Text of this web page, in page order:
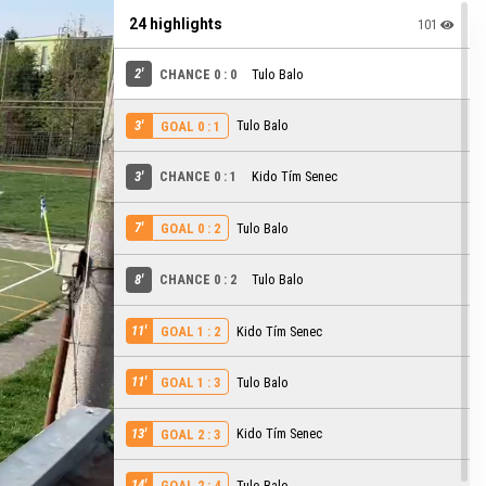
24 highlights 101
2' CHANCE 0 : 0 Tulo Balo
3' GOAL 0 : 1 Tulo Balo
3' CHANCE 0 : 1 Kido Tím Senec
7' GOAL 0 : 2 Tulo Balo
8' CHANCE 0 : 2 Tulo Balo
11' GOAL 1 : 2 Kido Tím Senec
11' GOAL 1 : 3 Tulo Balo
13' GOAL 2 : 3 Kido Tím Senec